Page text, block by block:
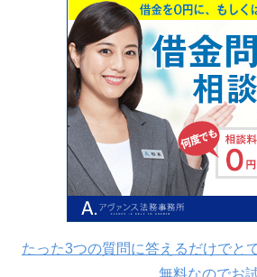
たった3つの質問に答えるだけでと